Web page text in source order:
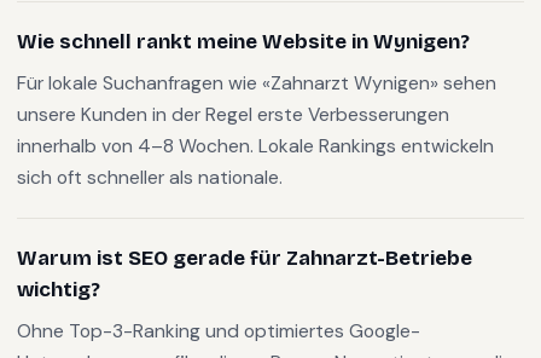
Wie schnell rankt meine Website in Wynigen?
Für lokale Suchanfragen wie «Zahnarzt Wynigen» sehen
unsere Kunden in der Regel erste Verbesserungen
innerhalb von 4–8 Wochen. Lokale Rankings entwickeln
sich oft schneller als nationale.
Warum ist SEO gerade für Zahnarzt-Betriebe
wichtig?
Ohne Top-3-Ranking und optimiertes Google-